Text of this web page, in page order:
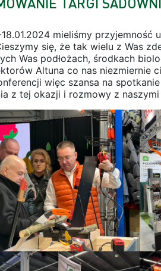
18.01.2024 mieliśmy
się, że tak wielu z Was
Was podłożach, środkach
Altuna co nas niezmiernie
więc szansa na
z tej okazji i rozmowy z